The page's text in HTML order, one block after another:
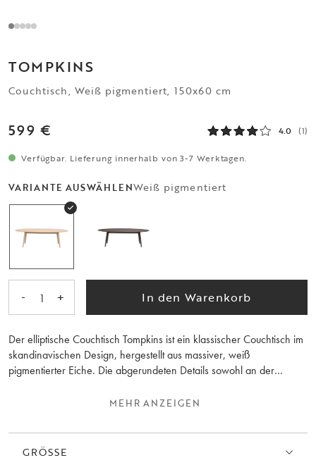
TOMPKINS
Couchtisch, Weiß pigmentiert, 150x60 cm
599 € 4.0 (1)
Verfügbar. Lieferung innerhalb von 3-7 Werktagen.
VARIANTE AUSWÄHLENWeiß pigmentiert
- 1 + In den Warenkorb
Der elliptische Couchtisch Tompkins ist ein klassischer Couchtisch im
skandinavischen Design, hergestellt aus massiver, weiß
pigmentierter Eiche. Die abgerundeten Details sowohl an der
weiche Ausstrahlung. Der ovale Couchtisch kann mit anderen
ist auch in runder und quadratischer Form erhältlich. Vielleicht ist ein
runder Tisch eine schöne Ergänzung als Beistelltisch? Wählen Sie
MEHR ANZEIGEN
GRÖSSE